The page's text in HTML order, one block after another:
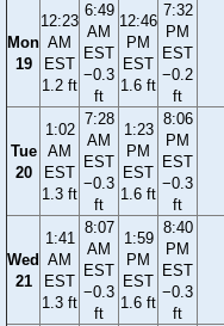
Mon
19
12:23
AM
EST
1.2 ft
6:49
AM
EST
−0.3
ft
12:46
PM
EST
1.6 ft
7:32
PM
EST
−0.2
ft
Tue
20
1:02
AM
EST
1.3 ft
7:28
AM
EST
−0.3
ft
1:23
PM
EST
1.6 ft
8:06
PM
EST
−0.3
ft
Wed
21
1:41
AM
EST
1.3 ft
8:07
AM
EST
−0.3
ft
1:59
PM
EST
1.6 ft
8:40
PM
EST
−0.3
ft